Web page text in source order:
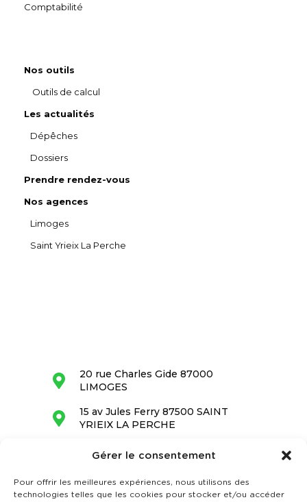
Gérer le consentement
Pour offrir les meilleures expériences, nous utilisons des
technologies telles que les cookies pour stocker et/ou accéder
Comptabilité
Nos outils
Outils de calcul
Les actualités
Dépêches
Dossiers
Prendre rendez-vous
Nos agences
Limoges
Saint Yrieix La Perche
20 rue Charles Gide 87000
LIMOGES
15 av Jules Ferry 87500 SAINT
YRIEIX LA PERCHE
05 55 34 28 68
contact@barrandon.fr